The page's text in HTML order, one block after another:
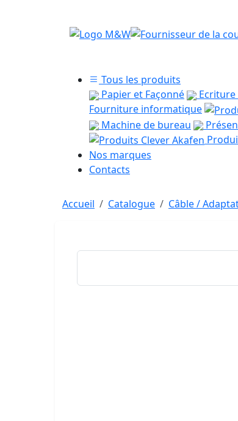
Tous les produits
Papier et Façonné
Fourniture informatique
Machine de bureau
Nos marques
Contacts
Accueil Catalogue Câble /